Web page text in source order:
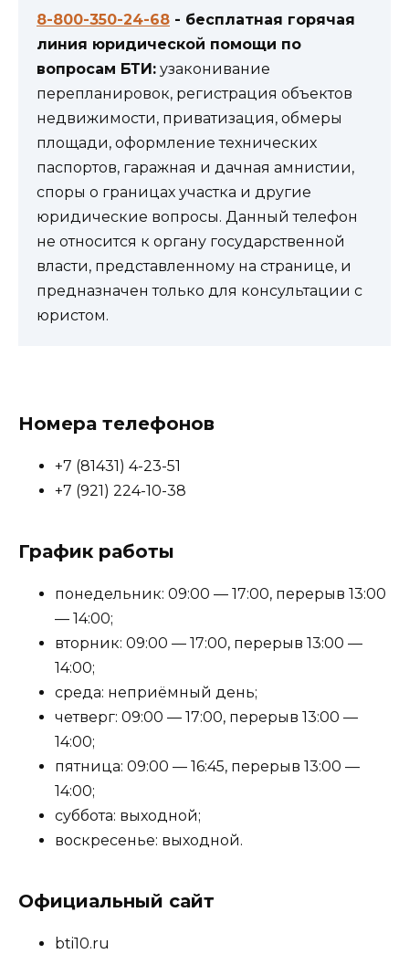
8-800-350-24-68 - бесплатная горячая
линия юридической помощи по
вопросам БТИ: узаконивание
перепланировок, регистрация объектов
недвижимости, приватизация, обмеры
площади, оформление технических
паспортов, гаражная и дачная амнистии,
споры о границах участка и другие
юридические вопросы. Данный телефон
не относится к органу государственной
власти, представленному на странице, и
предназначен только для консультации с
юристом.
Номера телефонов
+7 (81431) 4-23-51
+7 (921) 224-10-38
График работы
понедельник: 09:00 — 17:00, перерыв 13:00
— 14:00;
вторник: 09:00 — 17:00, перерыв 13:00 —
14:00;
среда: неприёмный день;
четверг: 09:00 — 17:00, перерыв 13:00 —
14:00;
пятница: 09:00 — 16:45, перерыв 13:00 —
14:00;
суббота: выходной;
воскресенье: выходной.
Официальный сайт
bti10.ru